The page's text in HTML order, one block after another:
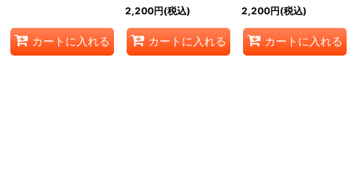
カートに入れる
2,200円(税込)
カートに入れる
2,200円(税込)
カートに入れる